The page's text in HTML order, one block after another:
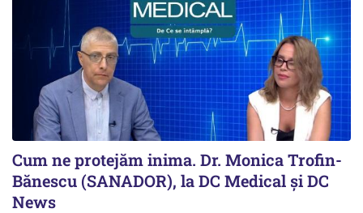
Cum ne protejăm inima. Dr. Monica Trofin-
Bănescu (SANADOR), la DC Medical și DC
News